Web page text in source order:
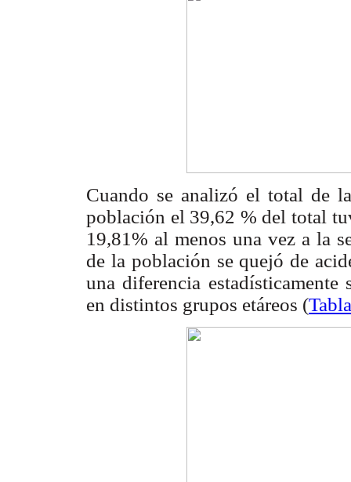
Cuando se analizó el total de
población el 39,62 % del total
19,81% al menos una vez a la
de la población se quejó de
una diferencia
en distintos grupos etáreos (